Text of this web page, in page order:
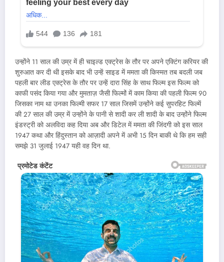
उन्होंने 11 साल की उम्र में ही चाइल्ड एक्ट्रेस के तौर पर अपने एक्टिंग करियर की
शुरुआत कर दी थी इसके बाद भी उन्हें साइड में ममता की किस्मत तब बदली जब
पहली बार लीड एक्ट्रेस के तौर पर उन्हें दारा सिंह के साथ फिल्म इस फिल्म को
काफी पसंद किया गया और मुमताज़ जैसी फिल्मों में काम किया की पहली फिल्म 90
जिसका नाम था उनका फिल्मी सफर 17 साल जिसमें उन्होंने कई सुपरहिट फिल्में
की 27 साल की उम्र में उन्होंने के पानी से शादी कर ली शादी के बाद उन्होंने फिल्म
इंडस्ट्री को अलविदा कह दिया अब और डिटेल में ममता की जिंदगी को इस साल
1947 कथा और हिंदुस्तान को आज़ादी अपने में अभी 15 दिन बाकी थे कि हम सही
समझे 31 जुलाई 1947 यही वह दिन था.